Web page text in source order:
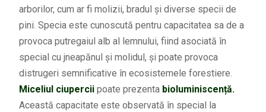
arborilor, cum ar fi molizii, bradul și diverse specii de
pini. Specia este cunoscută pentru capacitatea sa de a
provoca putregaiul alb al lemnului, fiind asociată în
special cu jneapănul și molidul, și poate provoca
distrugeri semnificative în ecosistemele forestiere.
Miceliul ciupercii poate prezenta bioluminiscență.
Această capacitate este observată în special la